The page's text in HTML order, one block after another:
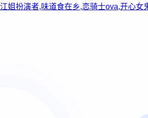
江姐扮演者,味道食在乡,恋骑士ova,开心